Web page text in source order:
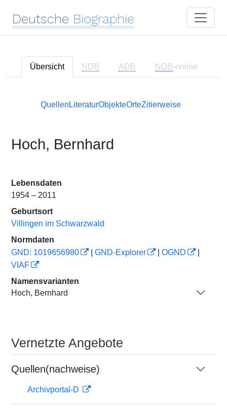
Deutsche Biographie
Übersicht NDB ADB NDB-online
Quellen LiteraturObjekteOrteZitierweise
Hoch, Bernhard
Lebensdaten
1954 – 2011
Geburtsort
Villingen im Schwarzwald
Normdaten
GND: 1019656980
GND-Explorer OGND
VIAF
Namensvarianten
Hoch, Bernhard
Vernetzte Angebote
Quellen(nachweise)
Archivportal-D